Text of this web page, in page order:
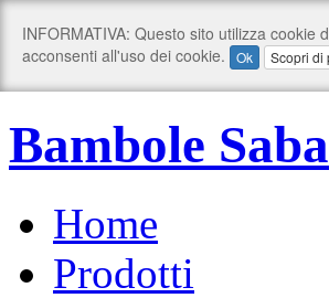
Bambole Saba
Home
Prodotti